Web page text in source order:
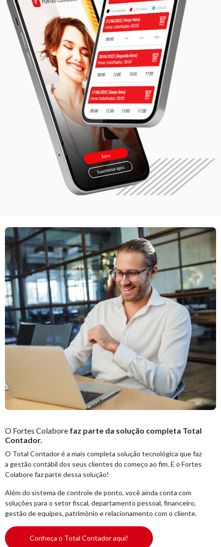
O Fortes Colabore faz parte da solução completa Total
Contador.
O Total Contador é a mais completa solução tecnológica que faz
a gestão contábil dos seus clientes do começo ao fim. E o Fortes
Colabore faz parte dessa solução!
Além do sistema de controle de ponto, você ainda conta com
soluções para o setor fiscal, departamento pessoal, financeiro,
gestão de equipes, patrimônio e relacionamento com o cliente.
Conheça o Total Contador aqui!